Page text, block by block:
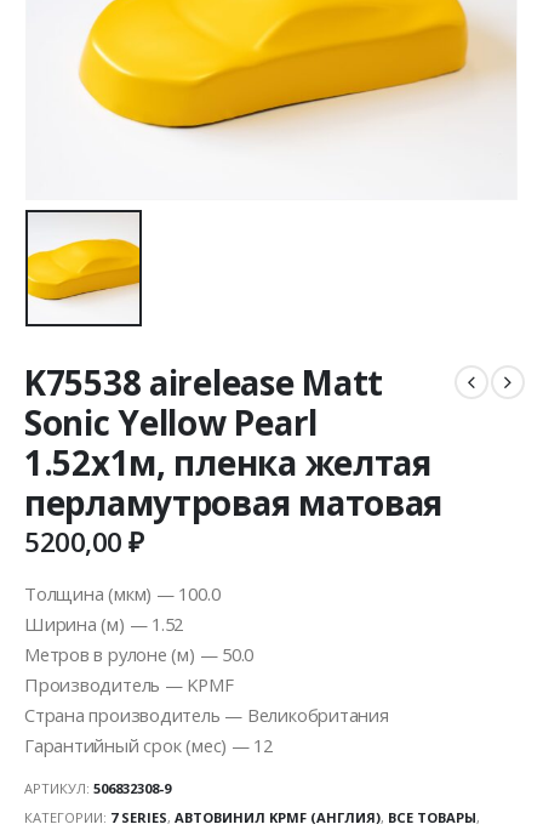
K75538 airelease Matt
Sonic Yellow Pearl
1.52х1м, пленка желтая
перламутровая матовая
5200,00₽
Толщина (мкм) — 100.0
Ширина (м) — 1.52
Метров в рулоне (м) — 50.0
Производитель — KPMF
Страна производитель — Великобритания
Гарантийный срок (мес) — 12
АРТИКУЛ: 506832308-9
КАТЕГОРИИ: 7 SERIES, АВТОВИНИЛ KPMF (АНГЛИЯ), ВСЕ ТОВАРЫ,